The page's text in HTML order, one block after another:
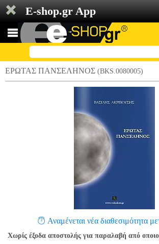
E-shop.gr App
ΕΡΩΤΑΣ ΠΑΝΣΕΛΗΝΟΣ (BKS.0080005)
Αναμένεται νέα διαθεσιμότητα
Χωρίς έξοδα αποστολής για παραλαβή από